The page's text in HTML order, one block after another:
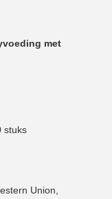
met
stuks
Union,